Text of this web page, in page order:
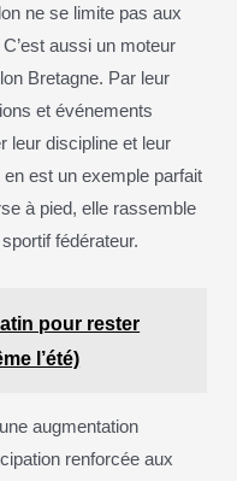
ne se limite pas aux
aussi un moteur
Bretagne. Par leur
et événements
leur discipline et leur
est un exemple parfait
à pied, elle rassemble
fédérateur.
pour rester
l’été)
augmentation
renforcée aux